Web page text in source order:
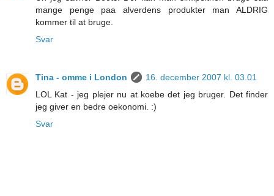
mange penge paa alverdens produkter man ALDRIG
kommer til at bruge.
Svar
Tina - omme i London
16. december 2007 kl. 03.01
LOL Kat - jeg plejer nu at koebe det jeg bruger. Det finder
jeg giver en bedre oekonomi. :)
Svar